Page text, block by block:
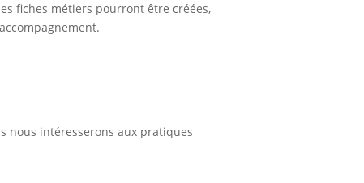
fiches métiers pourront être créées,
nous intéresserons aux pratiques